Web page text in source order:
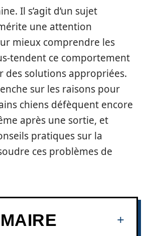
Il s’agit d’un sujet
une attention
mieux comprendre les
tendent ce comportement
des solutions appropriées.
sur les raisons pour
chiens défèquent encore
après une sortie, et
pratiques sur la
ces problèmes de